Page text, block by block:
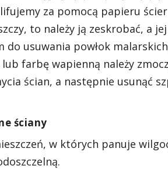
za pomocą papieru
to należy ją zeskrobać, a
do usuwania powłok
farbę wapienną należy
ścian, a następnie usunąć
ściany
w których panuje